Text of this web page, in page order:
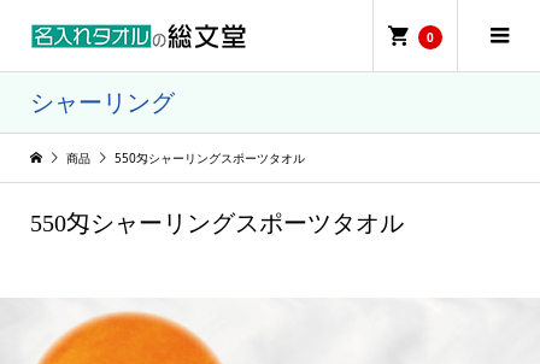
0
シャーリング
商品 550匁シャーリングスポーツタオル
550匁シャーリングスポーツタオル